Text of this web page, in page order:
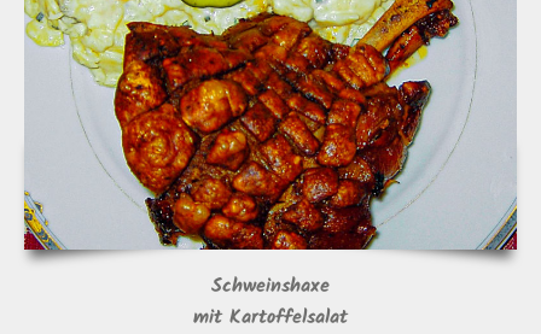
Schweinshaxe
mit Kartoffelsalat